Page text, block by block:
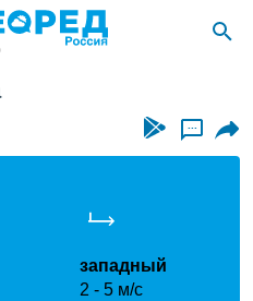
...
западный
2
5 м/с